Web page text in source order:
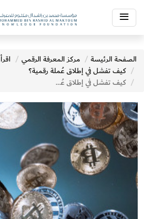
Toggle
navigation
الصفحة الرئيسة مركز المعرفة الرقمي اقرأ
كيف تفشل في إطلاق عُملة رقمية؟
كيف تفشل في إطلاق عُملة رقمية؟